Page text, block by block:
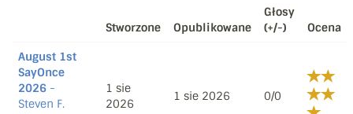
Stworzone Opublikowane
Głosy
(+/-)
Ocena
August 1st
SayOnce
2026 -
Steven F.
1 sie
2026
1 sie 2026 0/0